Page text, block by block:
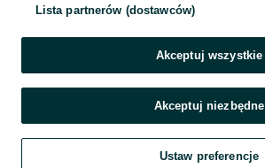
Lista partnerów (dostawców)
Akceptuj wszystkie
Akceptuj niezbędne
Ustaw preferencje